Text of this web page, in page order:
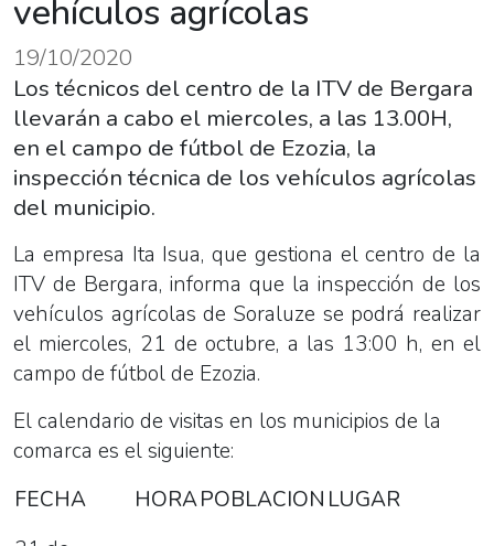
vehículos agrícolas
19/10/2020
Los técnicos del centro de la ITV de Bergara
llevarán a cabo el miercoles, a las 13.00H,
en el campo de fútbol de Ezozia, la
inspección técnica de los vehículos agrícolas
del municipio.
La empresa Ita Isua, que gestiona el centro de la
ITV de Bergara, informa que la inspección de los
vehículos agrícolas de Soraluze se podrá realizar
el miercoles, 21 de octubre, a las 13:00 h, en el
campo de fútbol de Ezozia.
El calendario de visitas en los municipios de la
comarca es el siguiente:
FECHA
HORAPOBLACION LUGAR